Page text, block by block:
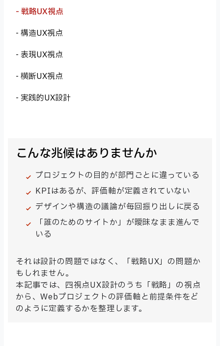
戦略UX視点
構造UX視点
表現UX視点
横断UX視点
実践的UX設計
こんな兆候はありませんか
プロジェクトの目的が部門ごとに違っている
KPIはあるが、評価軸が定義されていない
デザインや構造の議論が毎回振り出しに戻る
「誰のためのサイトか」が曖昧なまま進んで
いる
それは設計の問題ではなく、「戦略UX」の問題か
もしれません。
本記事では、四視点UX設計のうち「戦略」の視点
から、Webプロジェクトの評価軸と前提条件をど
のように定義するかを整理します。